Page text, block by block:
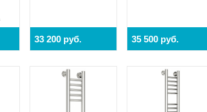
33 200 руб. 35 500 руб.